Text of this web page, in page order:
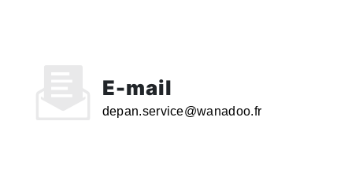
E-mail
depan.service@wanadoo.fr